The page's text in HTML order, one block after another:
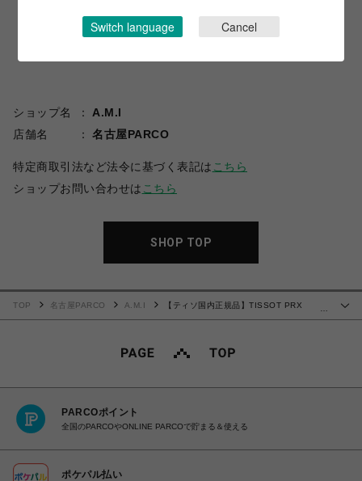
ショップ名
A.M.I
店舗名
名古屋PARCO
特定商取引法など法令に基づく表記は こちら
ショップお問い合わせは こちら
SHOP TOP
…
TOP 名古屋PARCO A.M.I
【ティソ国内正規品】TISSOT PRX
PARCOポイント
全国のPARCOやONLINE PARCOで貯まる＆使える
ポケパル払い
Switch language Cancel